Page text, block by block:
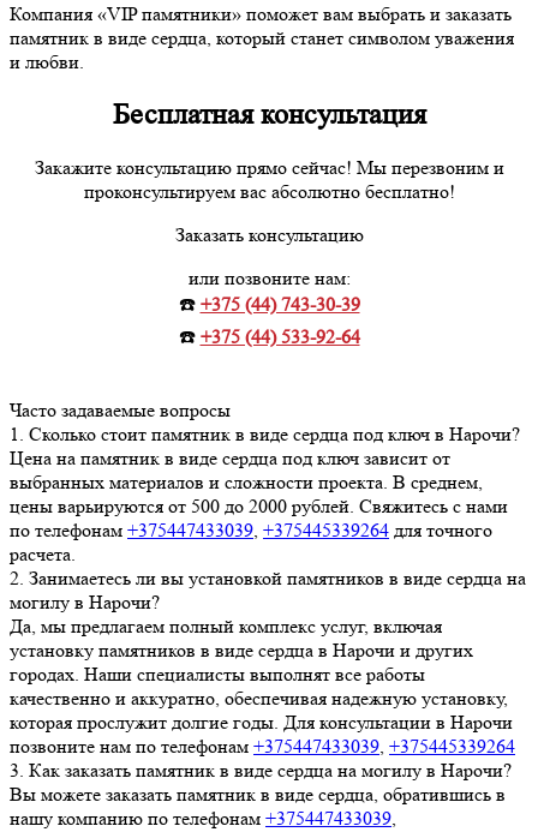
Компания «VIP памятники» поможет вам выбрать и заказать
памятник в виде сердца, который станет символом уважения
и любви.
Бесплатная консультация
Закажите консультацию прямо сейчас! Мы перезвоним и
проконсультируем вас абсолютно бесплатно!
Заказать консультацию
или позвоните нам:
☎️ +375 (44) 743-30-39
☎️ +375 (44) 533-92-64
Часто задаваемые вопросы
1. Сколько стоит памятник в виде сердца под ключ в Нарочи?
Цена на памятник в виде сердца под ключ зависит от
выбранных материалов и сложности проекта. В среднем,
цены варьируются от 500 до 2000 рублей. Свяжитесь с нами
по телефонам +375447433039 +375445339264 для точного
расчета.
2. Занимаетесь ли вы установкой памятников в виде сердца на
могилу в Нарочи?
Да, мы предлагаем полный комплекс услуг, включая
установку памятников в виде сердца в Нарочи и других
городах. Наши специалисты выполнят все работы
качественно и аккуратно, обеспечивая надежную установку,
которая прослужит долгие годы. Для консультации в Нарочи
позвоните нам по телефонам +375447433039 +375445339264
3. Как заказать памятник в виде сердца на могилу в Нарочи?
Вы можете заказать памятник в виде сердца, обратившись в
нашу компанию по телефонам +375447433039